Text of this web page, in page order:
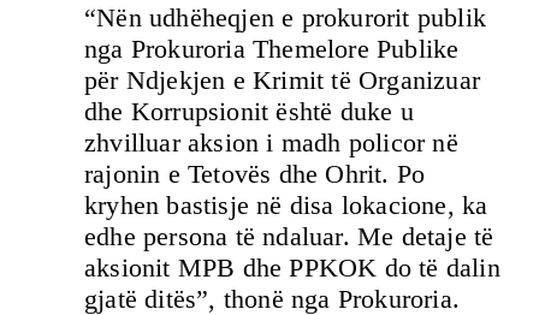
“Nën udhëheqjen e prokurorit publik
nga Prokuroria Themelore Publike
për Ndjekjen e Krimit të Organizuar
dhe Korrupsionit është duke u
zhvilluar aksion i madh policor në
rajonin e Tetovës dhe Ohrit. Po
kryhen bastisje në disa lokacione, ka
edhe persona të ndaluar. Me detaje të
aksionit MPB dhe PPKOK do të dalin
gjatë ditës”, thonë nga Prokuroria.